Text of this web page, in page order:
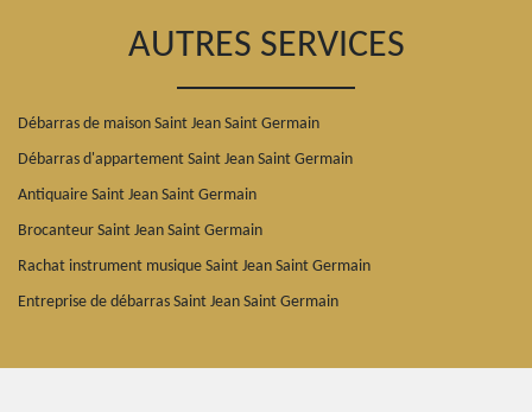
AUTRES SERVICES
Débarras de maison Saint Jean Saint Germain
Débarras d'appartement Saint Jean Saint Germain
Antiquaire Saint Jean Saint Germain
Brocanteur Saint Jean Saint Germain
Rachat instrument musique Saint Jean Saint Germain
Entreprise de débarras Saint Jean Saint Germain